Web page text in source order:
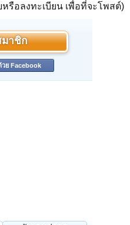
รือลงทะเบียน เพื่อที่จะโพสต์)
าชิก
วย Facebook